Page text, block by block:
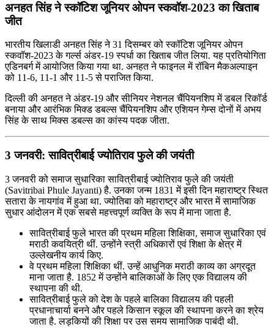
अनहत सिंह ने स्‍कॉटिश जूनियर ओपन स्‍कवॉश-2023 का खिताब
जीत
भारतीय खिलाडी अनहत सिंह ने 31 दिसम्बर को स्‍कॉटिश जूनियर ओपन
स्‍कवॉश-2023 के गर्ल्‍स अंडर-19 स्‍पर्धा का खिताब जीत लिया. यह प्रतियोगिता
एडिनबर्ग में आयोजित किया गया था. अनहत ने फाइनल में रॉबिन मैकअल्‍पाइन
को 11-6, 11-1 और 11-5 से पराजित किया.
दिल्ली की अनहत ने अंडर-19 और सीनियर नेशनल चैंपियनशिप में डबल रिकॉर्ड
बनाया और आरंभिक मिक्‍ड डबल्‍स चैंपियनशिप और एशियन गेम्‍स दोनों में अभय
सिंह के साथ मिक्‍स डबल्‍स का कांस्‍य पदक जीता.
3 जनवरी: सावित्रीबाई ज्योतिराव फुले की जयंती
3 जनवरी को समाज सुधारिका सावित्रीबाई ज्योतिराव फुले की जयंती
(Savitribai Phule Jayanti) है. उनका जन्म 1831 में इसी दिन महाराष्ट्र स्थित
सतारा के नायगांव में हुआ था. ज्योतिबा को महाराष्ट्र और भारत में सामाजिक
सुधार आंदोलन में एक सबसे महत्त्वपूर्ण व्यक्ति के रूप में माना जाता है.
सावित्रीबाई फुले भारत की प्रथम महिला शिक्षिका, समाज सुधारिका एवं
मराठी कवयित्री थीं. उन्होंने स्त्री अधिकारों एवं शिक्षा के क्षेत्र में
उल्लेखनीय कार्य किए.
वे प्रथम महिला शिक्षिका थीं. उन्हें आधुनिक मराठी काव्य का अग्रदूत
माना जाता है. 1852 में उन्होंने बालिकाओं के लिए एक विद्यालय की
स्थापना की थी.
सावित्रीबाई फुले को देश के पहले बालिका विद्यालय की पहली
प्रधानाचार्या बनने और पहले किसान स्कूल की स्थापना करने का श्रेय
जाता है. लड़कियों की शिक्षा पर उस समय सामाजिक पाबंदी थी.